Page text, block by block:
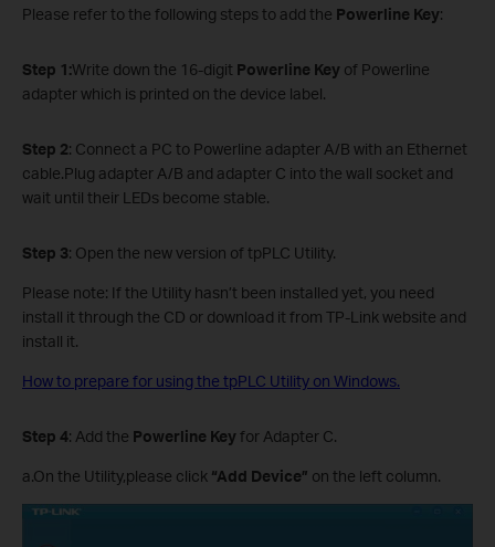
Please refer to the following steps to add the Powerline Key:
Step 1:Write down the 16-digit Powerline Key of Powerline
adapter which is printed on the device label.
Step 2: Connect a PC to Powerline adapter A/B with an Ethernet
cable.Plug adapter A/B and adapter C into the wall socket and
wait until their LEDs become stable.
Step 3: Open the new version of tpPLC Utility.
Please note: If the Utility hasn’t been installed yet, you need
install it through the CD or download it from TP-Link website and
install it.
How to prepare for using the tpPLC Utility on Windows.
Step 4: Add the Powerline Keyfor Adapter C.
a.On the Utility,please click “Add Device” on the left column.